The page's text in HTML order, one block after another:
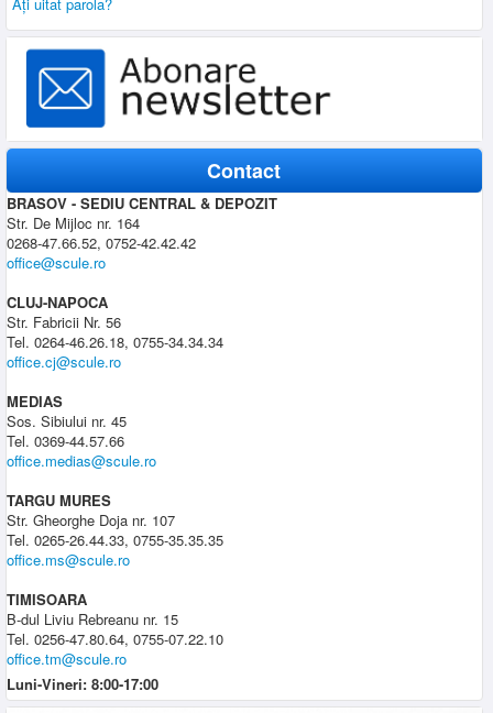
Contact
BRASOV - SEDIU CENTRAL & DEPOZIT
Str. De Mijloc nr. 164
0268-47.66.52, 0752-42.42.42
office@scule.ro
CLUJ-NAPOCA
Str. Fabricii Nr. 56
Tel. 0264-46.26.18, 0755-34.34.34
office.cj@scule.ro
MEDIAS
Sos. Sibiului nr. 45
Tel. 0369-44.57.66
office.medias@scule.ro
TARGU MURES
Str. Gheorghe Doja nr. 107
Tel. 0265-26.44.33, 0755-35.35.35
office.ms@scule.ro
TIMISOARA
B-dul Liviu Rebreanu nr. 15
Tel. 0256-47.80.64, 0755-07.22.10
office.tm@scule.ro
Luni-Vineri: 8:00-17:00